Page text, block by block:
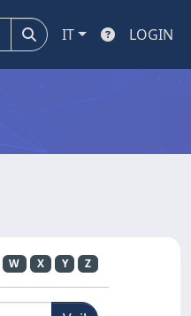
IT LOGIN
W X Y Z